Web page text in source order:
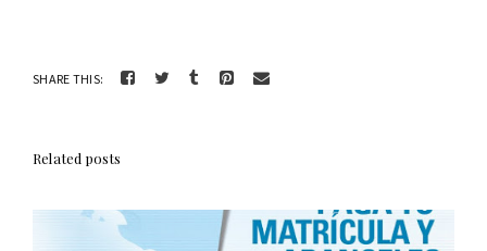
SHARE THIS:
Related posts